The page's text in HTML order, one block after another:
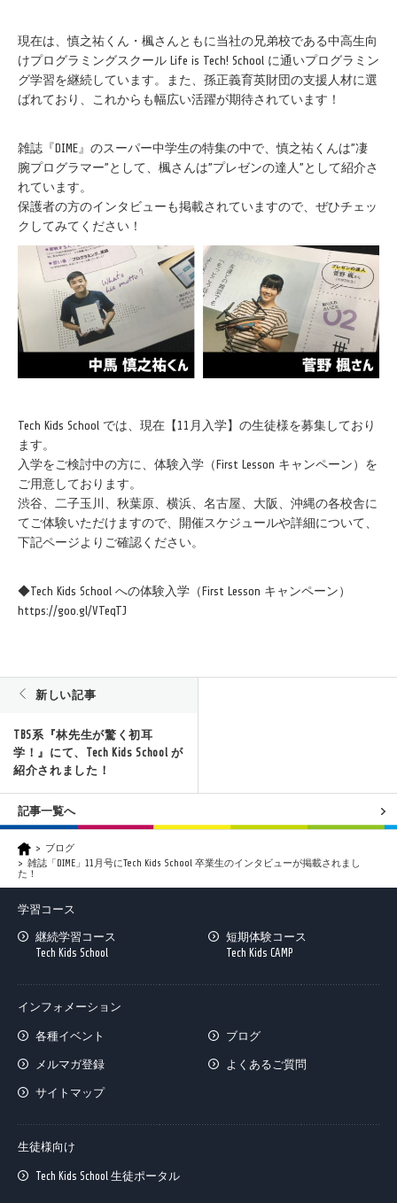
現在は、慎之祐くん・楓さんともに当社の兄弟校である中高生向
けプログラミングスクール Life is Tech! School に通いプログラミン
グ学習を継続しています。また、孫正義育英財団の支援人材に選
ばれており、これからも幅広い活躍が期待されています！
雑誌『DIME』のスーパー中学生の特集の中で、慎之祐くんは”凄
腕プログラマー”として、楓さんは”プレゼンの達人”として紹介さ
れています。
保護者の方のインタビューも掲載されていますので、ぜひチェッ
クしてみてください！
Tech Kids School では、現在【11月入学】の生徒様を募集しており
ます。
入学をご検討中の方に、体験入学（First Lesson キャンペーン）を
ご用意しております。
渋谷、二子玉川、秋葉原、横浜、名古屋、大阪、沖縄の各校舎に
てご体験いただけますので、開催スケジュールや詳細について、
下記ページよりご確認ください。
◆Tech Kids School への体験入学（First Lesson キャンペーン）
https://goo.gl/VTeqTJ
新しい記事
TBS系『林先生が驚く初耳
学！』にて、Tech Kids School が
紹介されました！
記事一覧へ
ブログ
雑誌「DIME」11月号にTech Kids School 卒業生のインタビューが掲載されまし
た！
学習コース
継続学習コース
Tech Kids School
短期体験コース
Tech Kids CAMP
インフォメーション
各種イベント ブログ
メルマガ登録 よくあるご質問
サイトマップ
生徒様向け
Tech Kids School 生徒ポータル